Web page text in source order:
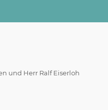
und Herr Ralf Eiserloh